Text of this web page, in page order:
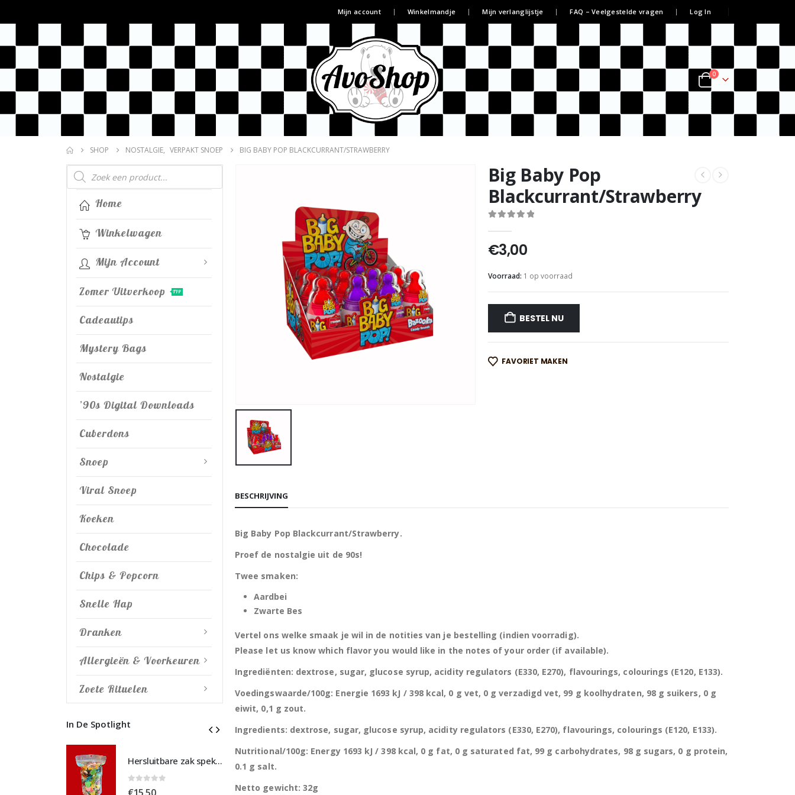
Mijn account Winkelmandje Mijn verlanglijstje FAQ – Veelgestelde vragen Log In
0
SHOP NOSTALGIE, VERPAKT SNOEP BIG BABY POP BLACKCURRANT/STRAWBERRY
Big Baby Pop
Blackcurrant/Strawberry
€3,00
Voorraad: 1 op voorraad
BESTEL NU
FAVORIET MAKEN
BESCHRIJVING
Big Baby Pop Blackcurrant/Strawberry.
Proef de nostalgie uit de 90s!
Twee smaken:
Aardbei
Zwarte Bes
Vertel ons welke smaak je wil in de notities van je bestelling (indien voorradig).
Please let us know which flavor you would like in the notes of your order (if available).
Ingrediënten: dextrose, sugar, glucose syrup, acidity regulators (E330, E270), flavourings, colourings (E120, E133).
Voedingswaarde/100g: Energie 1693 kJ / 398 kcal, 0 g vet, 0 g verzadigd vet, 99 g koolhydraten, 98 g suikers, 0 g
eiwit, 0,1 g zout.
Ingredients: dextrose, sugar, glucose syrup, acidity regulators (E330, E270), flavourings, colourings (E120, E133).
Nutritional/100g: Energy 1693 kJ / 398 kcal, 0 g fat, 0 g saturated fat, 99 g carbohydrates, 98 g sugars, 0 g protein,
0.1 g salt.
Netto gewicht: 32g
Producten
zoeken
Home
Winkelwagen
Mijn Account
Zomer Uitverkoop TIP
Cadeautips
Mystery Bags
Nostalgie
’90s Digital Downloads
Cuberdons
Snoep
Viral Snoep
Koeken
Chocolade
Chips & Popcorn
Snelle Hap
Dranken
Allergieën & Voorkeuren
Zoete Rituelen
In De Spotlight
Hersluitbare zak spek & chocolade large
0out of 5 0 out of 5